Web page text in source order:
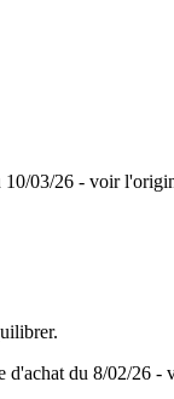
10/03/26 - voir
d'achat du 8/02/26 -